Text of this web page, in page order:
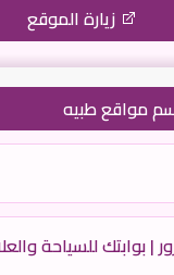
زيارة الموقع
مواقع طبيه
| بوابتك للسياحة